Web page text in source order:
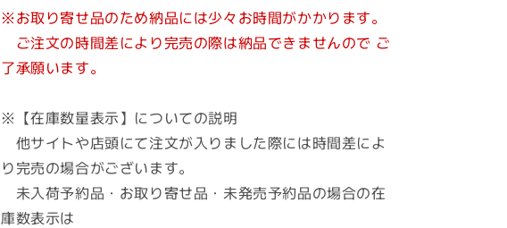
す
す
※お取り寄せ品のため納品には少々お時間がかかります。
ご注文の時間差により完売の際は納品できませんので ご
了承願います。
※【在庫数量表示】についての説明
他サイトや店頭にて注文が入りました際には時間差によ
り完売の場合がございます。
未入荷予約品・お取り寄せ品・未発売予約品の場合の在
庫数表示は